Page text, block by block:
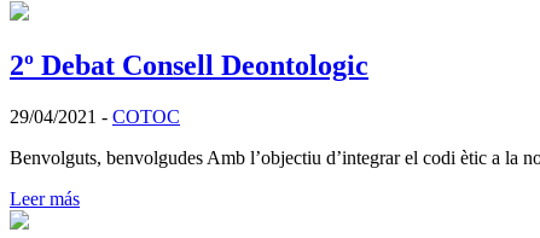
2º Debat Consell Deontologic
29/04/2021 - COTOC
Benvolguts, benvolgudes Amb l’objectiu d’integrar el codi ètic a la
Leer más